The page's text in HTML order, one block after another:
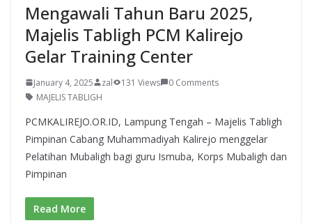
Mengawali Tahun Baru 2025,
Majelis Tabligh PCM Kalirejo
Gelar Training Center
January 4, 2025 zal 131 Views
0 Comments
MAJELIS TABLIGH
PCMKALIREJO.OR.ID, Lampung Tengah – Majelis Tabligh
Pimpinan Cabang Muhammadiyah Kalirejo menggelar
Pelatihan Mubaligh bagi guru Ismuba, Korps Mubaligh dan
Pimpinan
Read More